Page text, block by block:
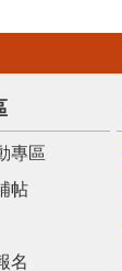
專區
帖
名